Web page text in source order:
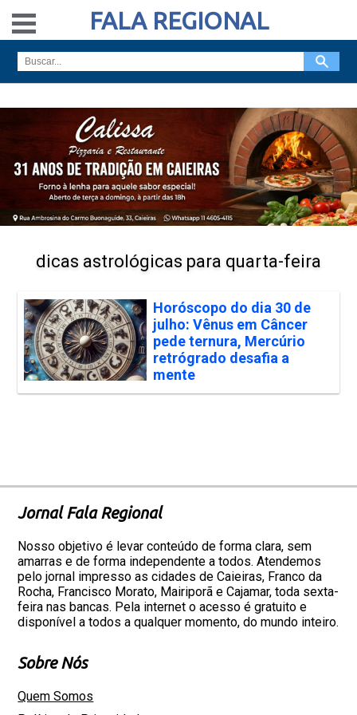
FALA REGIONAL
dicas astrológicas para quarta-feira
Horóscopo do dia 30 de
julho: Vênus em Câncer
pede ternura, Mercúrio
retrógrado desafia a
mente
Jornal Fala Regional
Nosso objetivo é levar conteúdo de forma clara, sem
amarras e de forma independente a todos. Atendemos
pelo jornal impresso as cidades de Caieiras, Franco da
Rocha, Francisco Morato, Mairiporã e Cajamar, toda sexta-
feira nas bancas. Pela internet o acesso é gratuito e
disponível a todos a qualquer momento, do mundo inteiro.
Sobre Nós
Quem Somos